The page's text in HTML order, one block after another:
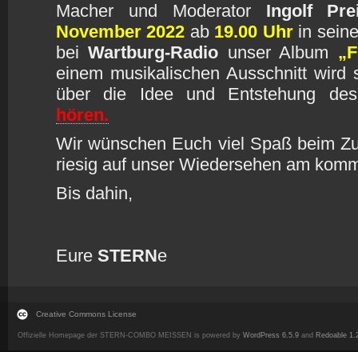
Macher und ModeratorIngolf
November 2022 ab 19.00 Uhrin
beiWartburg-Radio unser Album
einem musikalischen Ausschnitt
über die Idee und Entstehung
hören.
Wir wünschen Euch viel Spaß beim
riesig auf unser Wiedersehen am
Bis dahin,
Eure STERNe
Creative Commons License
Offizielle Homepage der STERN-COMBO MEISSEN is powered by WordPress 6.5.9 and Redoable